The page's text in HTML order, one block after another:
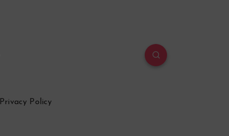
Privacy Policy